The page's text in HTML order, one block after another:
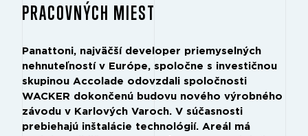
PRACOVNÝCH MIEST
Panattoni, najväčší developer priemyselných
nehnuteľností v Európe, spoločne s investičnou
skupinou Accolade odovzdali spoločnosti
WACKER dokončenú budovu nového výrobného
závodu v Karlových Varoch. V súčasnosti
prebiehajú inštalácie technológií. Areál má